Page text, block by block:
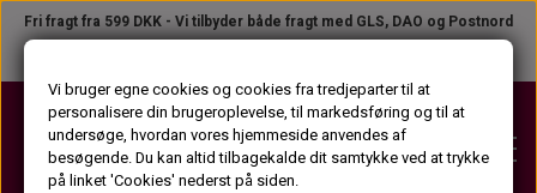
Fri fragt fra 599 DKK - Vi tilbyder både fragt med GLS, DAO og Postnord
Vi bruger egne cookies og cookies fra tredjeparter til at
personalisere din brugeroplevelse, til markedsføring og til at
undersøge, hvordan vores hjemmeside anvendes af
besøgende. Du kan altid tilbagekalde dit samtykke ved at trykke
på linket 'Cookies' nederst på siden.